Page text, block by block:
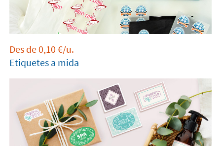
Des de0,10 €/u.
Etiquetes a mida